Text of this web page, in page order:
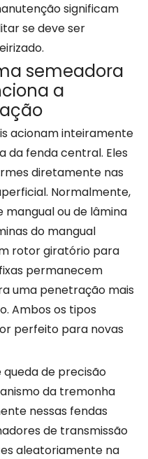
significam
se deve ser
semeadora
a
acionam inteiramente
da fenda central. Eles
diretamente nas
Normalmente,
ou de lâmina
do mangual
rotor giratório para
permanecem
uma penetração mais
Ambos os tipos
perfeito para novas
queda de precisão
da tremonha
nessas fendas
de transmissão
aleatoriamente na